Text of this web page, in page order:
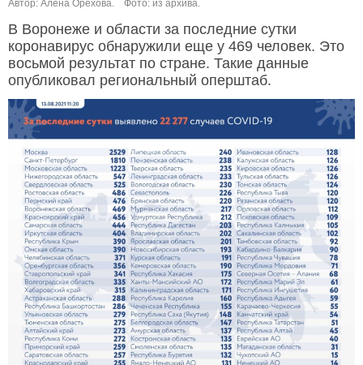
Автор: Алена Орехова.
Фото: из архива.
В Воронеже и области за последние сутки
коронавирус обнаружили еще у 469 человек. Это
восьмой результат по стране. Такие данные
опубликовал региональный оперштаб.